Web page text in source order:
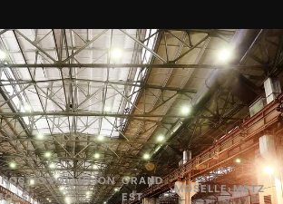
POLLUTION
›
GRAND
EST
›MOSELLE›METZ